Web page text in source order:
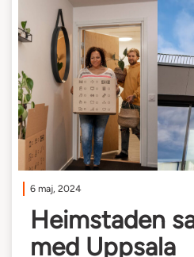
6 maj, 2024
Heimstaden
med Uppsala